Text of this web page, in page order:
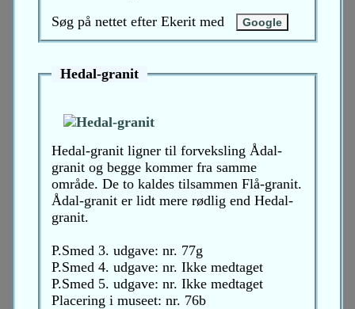
Søg på nettet efter Ekerit med
Hedal-granit
Hedal-granit ligner til forveksling Ådal-
granit og begge kommer fra samme
område. De to kaldes tilsammen Flå-granit.
Ådal-granit er lidt mere rødlig end Hedal-
granit.
P.Smed 3. udgave: nr. 77g
P.Smed 4. udgave: nr. Ikke medtaget
P.Smed 5. udgave: nr. Ikke medtaget
Placering i museet: nr. 76b